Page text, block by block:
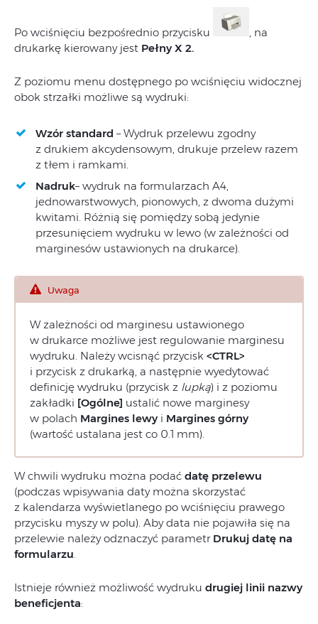
Po wciśnięciu bezpośrednio przycisku
, na
drukarkę kierowany jest Pełny X 2.
Z poziomu menu dostępnego po wciśnięciu widocznej
obok strzałki możliwe są wydruki:
Wzór standard – Wydruk przelewu zgodny
z drukiem akcydensowym, drukuje przelew razem
z tłem i ramkami.
Nadruk– wydruk na formularzach A4,
jednowarstwowych, pionowych, z dwoma dużymi
kwitami. Różnią się pomiędzy sobą jedynie
przesunięciem wydruku w lewo (w zależności od
marginesów ustawionych na drukarce).
Uwaga
W zależności od marginesu ustawionego
w drukarce możliwe jest regulowanie marginesu
wydruku. Należy wcisnąć przycisk <CTRL>
i przycisk z drukarką, a następnie wyedytować
definicję wydruku (przycisk z lupką) i z poziomu
zakładki [Ogólne] ustalić nowe marginesy
w polach Margines lewy i Margines górny
(wartość ustalana jest co 0.1 mm).
W chwili wydruku można podać datę przelewu
(podczas wpisywania daty można skorzystać
z kalendarza wyświetlanego po wciśnięciu prawego
przycisku myszy w polu). Aby data nie pojawiła się na
przelewie należy odznaczyć parametr Drukuj datę na
formularzu
Istnieje również możliwość wydruku drugiej linii nazwy
beneficjenta: